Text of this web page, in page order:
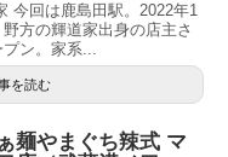
今回は鹿島田駅。2022年1
方の輝道家出身の店主さ
ン。家系...
を読む
麺やまぐち辣式 マ